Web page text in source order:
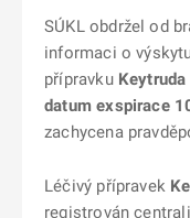
SÚKL obdržel od
informaci o
přípravku
datum exspirace
zachycena
Léčivý přípravek
registrován